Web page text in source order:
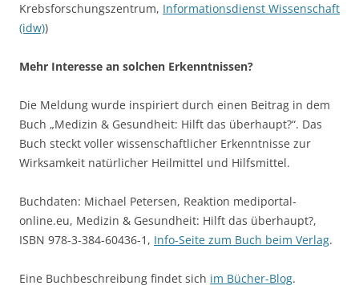
Krebsforschungszentrum, Informationsdienst Wissenschaft
(idw))
Mehr Interesse an solchen Erkenntnissen?
Die Meldung wurde inspiriert durch einen Beitrag in dem
Buch „Medizin & Gesundheit: Hilft das überhaupt?“. Das
Buch steckt voller wissenschaftlicher Erkenntnisse zur
Wirksamkeit natürlicher Heilmittel und Hilfsmittel.
Buchdaten: Michael Petersen, Reaktion mediportal-
online.eu, Medizin & Gesundheit: Hilft das überhaupt?,
ISBN 978-3-384-60436-1, Info-Seite zum Buch beim Verlag.
Eine Buchbeschreibung findet sich im Bücher-Blog.